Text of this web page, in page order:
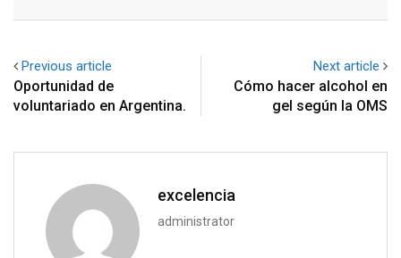
Previous article
Oportunidad de
voluntariado en Argentina.
Next article
Cómo hacer alcohol en
gel según la OMS
excelencia
administrator